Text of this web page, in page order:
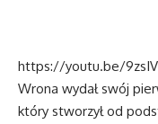
https://youtu.be/
Wrona wydał swój
który stworzył od